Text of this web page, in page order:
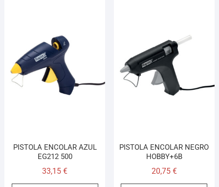
PISTOLA ENCOLAR AZUL
EG212 500
33,15€
PISTOLA ENCOLAR NEGRO
HOBBY+6B
20,75 €